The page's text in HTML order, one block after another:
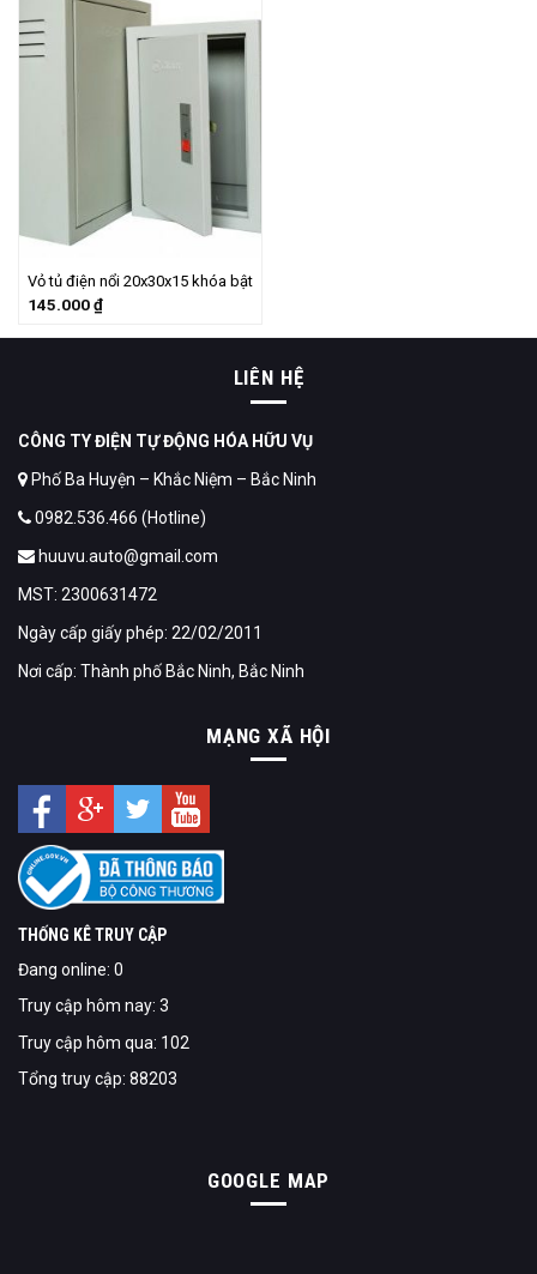
Vỏ tủ điện nổi 20x30x15 khóa bật
145.000₫
LIÊN HỆ
CÔNG TY ĐIỆN TỰ ĐỘNG HÓA HỮU VỤ
Phố Ba Huyện – Khắc Niệm – Bắc Ninh
0982.536.466 (Hotline)
huuvu.auto@gmail.com
MST: 2300631472
Ngày cấp giấy phép: 22/02/2011
Nơi cấp: Thành phố Bắc Ninh, Bắc Ninh
MẠNG XÃ HỘI
THỐNG KÊ TRUY CẬP
Đang online: 0
Truy cập hôm nay: 3
Truy cập hôm qua: 102
Tổng truy cập: 88203
GOOGLE MAP